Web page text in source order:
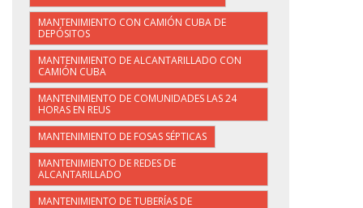
MANTENIMIENTO CON CAMIÓN CUBA DE
DEPÓSITOS
MANTENIMIENTO DE ALCANTARILLADO CON
CAMIÓN CUBA
MANTENIMIENTO DE COMUNIDADES LAS 24
HORAS EN REUS
MANTENIMIENTO DE FOSAS SÉPTICAS
MANTENIMIENTO DE REDES DE
ALCANTARILLADO
MANTENIMIENTO DE TUBERÍAS DE